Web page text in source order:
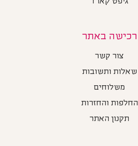
רכישה באתר
צור קשר
שאלות ותשובות
משלוחים
החלפות והחזרות
תקנון האתר